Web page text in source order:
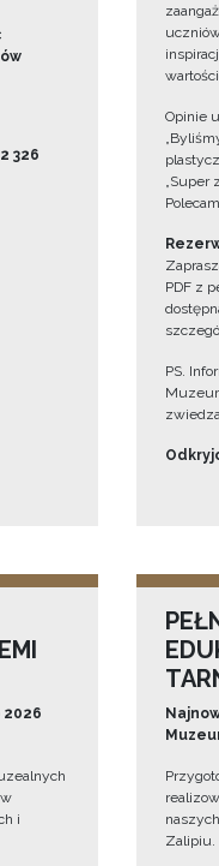
326
Opinie
„Super
PDF z
PS.
i
Zalipiu.